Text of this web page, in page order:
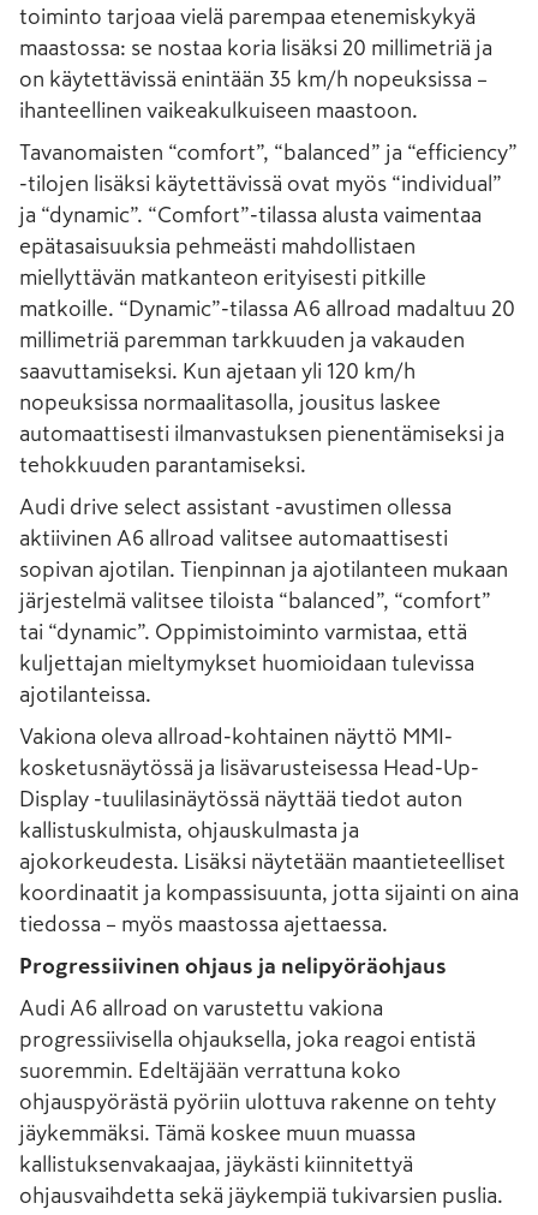
toiminto tarjoaa vielä parempaa etenemiskykyä
maastossa: se nostaa koria lisäksi 20 millimetriä ja
on käytettävissä enintään 35 km/h nopeuksissa –
ihanteellinen vaikeakulkuiseen maastoon.
Tavanomaisten “comfort”, “balanced” ja “efficiency”
-tilojen lisäksi käytettävissä ovat myös “individual”
ja “dynamic”. “Comfort”-tilassa alusta vaimentaa
epätasaisuuksia pehmeästi mahdollistaen
miellyttävän matkanteon erityisesti pitkille
matkoille. “Dynamic”-tilassa A6 allroad madaltuu 20
millimetriä paremman tarkkuuden ja vakauden
saavuttamiseksi. Kun ajetaan yli 120 km/h
nopeuksissa normaalitasolla, jousitus laskee
automaattisesti ilmanvastuksen pienentämiseksi ja
tehokkuuden parantamiseksi.
Audi drive select assistant -avustimen ollessa
aktiivinen A6 allroad valitsee automaattisesti
sopivan ajotilan. Tienpinnan ja ajotilanteen mukaan
järjestelmä valitsee tiloista “balanced”, “comfort”
tai “dynamic”. Oppimistoiminto varmistaa, että
kuljettajan mieltymykset huomioidaan tulevissa
ajotilanteissa.
Vakiona oleva allroad-kohtainen näyttö MMI-
kosketusnäytössä ja lisävarusteisessa Head-Up-
Display -tuulilasinäytössä näyttää tiedot auton
kallistuskulmista, ohjauskulmasta ja
ajokorkeudesta. Lisäksi näytetään maantieteelliset
koordinaatit ja kompassisuunta, jotta sijainti on aina
tiedossa – myös maastossa ajettaessa.
Progressiivinen ohjaus ja nelipyöräohjaus
Audi A6 allroad on varustettu vakiona
progressiivisella ohjauksella, joka reagoi entistä
suoremmin. Edeltäjään verrattuna koko
ohjauspyörästä pyöriin ulottuva rakenne on tehty
jäykemmäksi. Tämä koskee muun muassa
kallistuksenvakaajaa, jäykästi kiinnitettyä
ohjausvaihdetta sekä jäykempiä tukivarsien puslia.